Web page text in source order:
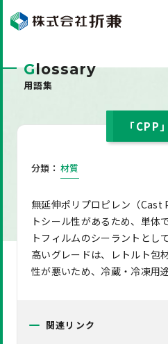
Glossary
用語集
「CPP
分類： 材質
無延伸ポリプロピレン（
トシール性があるため、単体
トフィルムのシーラントとし
高いグレードは、レトルト包
性が悪いため、冷蔵・冷凍用
関連リンク